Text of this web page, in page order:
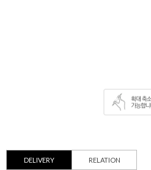
DELIVERY RELATION